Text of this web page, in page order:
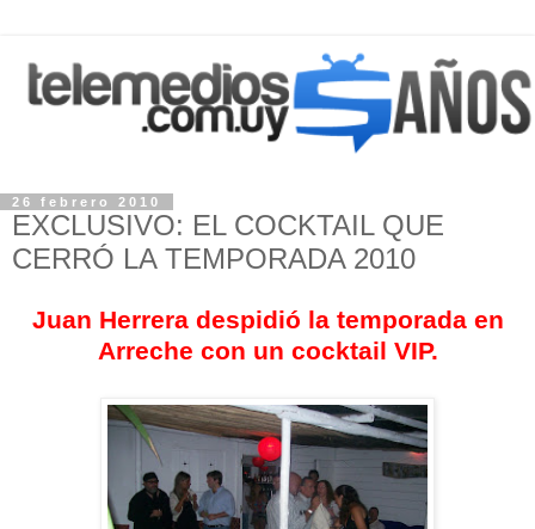
26 febrero 2010
EXCLUSIVO: EL COCKTAIL QUE
CERRÓ LA TEMPORADA 2010
Juan Herreradespidió la temporada en
Arreche con un cocktail VIP.